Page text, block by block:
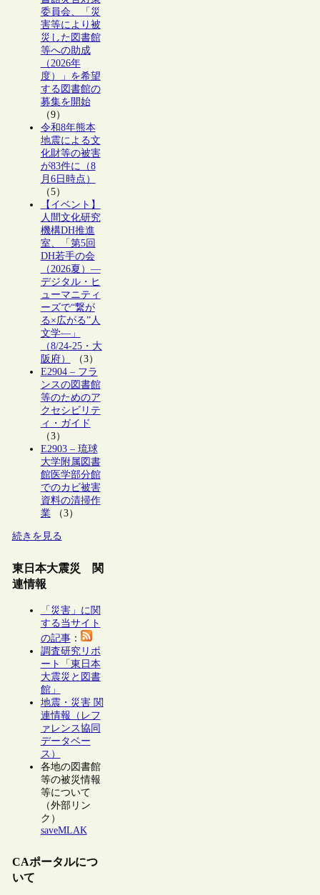
委員会、「災
害等により被
災した図書館
等への助成
（2026年
度）」を希望
する図書館の
募集を開始
（9）
令和8年熊本
地震による文
化財等の被害
が83件に（8
月6日時点）
（5）
【イベント】
人間文化研究
機構DH推進
室、「第5回
DH若手の会
（2026夏）―
デジタル・ヒ
ューマニティ
ーズで“繋が
る×広がる”人
文学―」
（8/24-25・大
阪府）
（3）
E2904 – フラ
ンスの図書館
等のためのア
クセシビリテ
ィ・ガイド
（3）
E2903 – 琉球
大学附属図書
館医学部分館
でのカビ被害
資料の清掃作
業（3）
続きを見る
東日本大震災 関
連情報
「災害」に関
する当サイト
の記事：
調査研究リポ
ート「東日本
大震災と図書
館」
地震・災害 関
連情報（レフ
ァレンス協同
データベー
ス）
各地の図書館
等の被災情報
等について
（外部リン
ク）
saveMLAK
CAポータルにつ
いて